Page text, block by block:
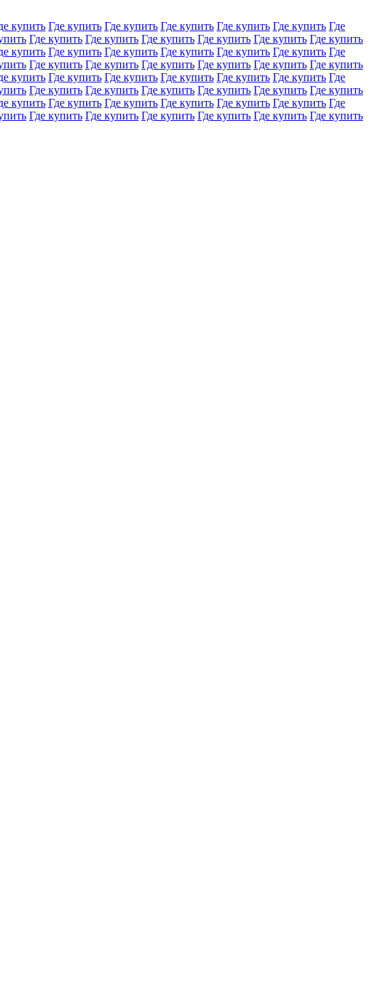
купить Где купить Где купить Где купить Где купить Где купить Где
Где купить Где купить Где купить Где купить Где купить Где купить
купить Где купить Где купить Где купить Где купить Где купить Где
Где купить Где купить Где купить Где купить Где купить Где купить
купить Где купить Где купить Где купить Где купить Где купить Где
Где купить Где купить Где купить Где купить Где купить Где купить
купить Где купить Где купить Где купить Где купить Где купить Где
Где купить Где купить Где купить Где купить Где купить Где купить